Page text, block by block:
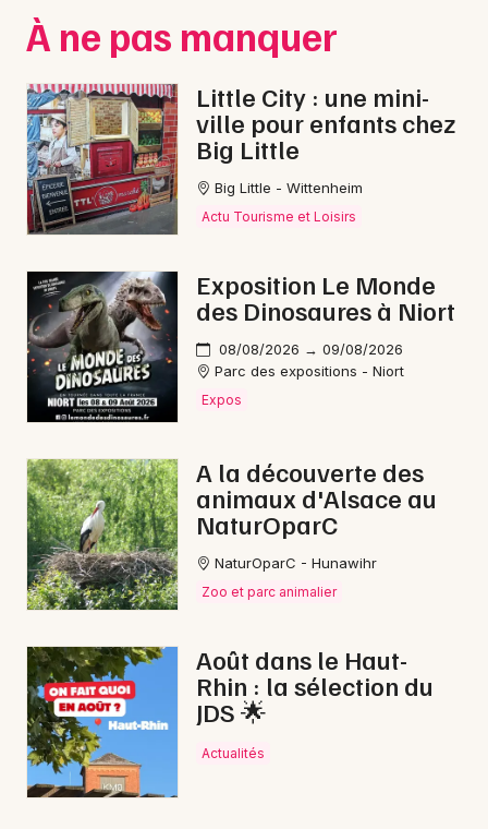
Mon email
Je m'abonne
À ne pas manquer
Little City : une mini-
ville pour enfants chez
Big Little
Big Little - Wittenheim
Actu Tourisme et Loisirs
Exposition Le Monde
des Dinosaures à Niort
08/08/2026 → 09/08/2026
Parc des expositions - Niort
Expos
A la découverte des
animaux d'Alsace au
NaturOparC
NaturOparC - Hunawihr
Zoo et parc animalier
Août dans le Haut-
Rhin : la sélection du
JDS 🌟
Actualités